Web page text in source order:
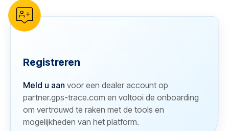
Registreren
Meld u aan voor een dealer account op
partner.gps-trace.com en voltooi de onboarding
om vertrouwd te raken met de tools en
mogelijkheden van het platform.